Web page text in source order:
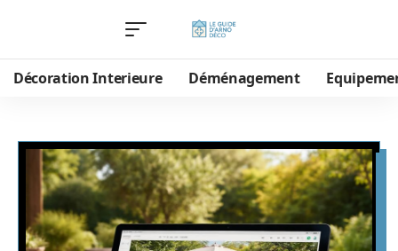
Décoration Interieure Déménagement